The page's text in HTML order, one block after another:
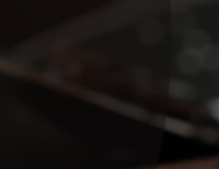
Torty
Monie's
.
kvalita a